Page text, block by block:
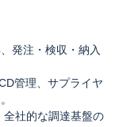
発注・検収・納入
管理、サプライヤ
社的な調達基盤の